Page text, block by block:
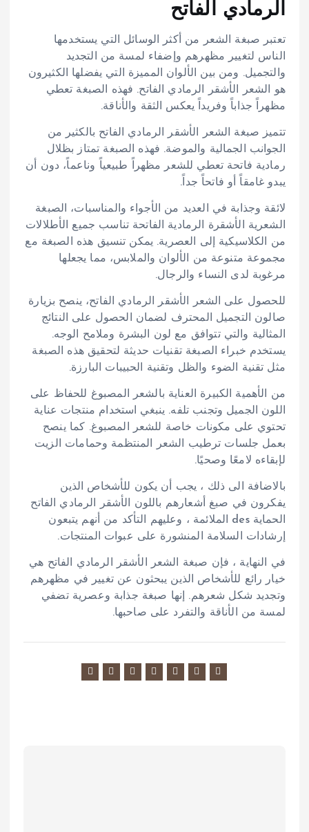
الرمادي الفاتح
تعتبر صبغة الشعر من أكثر الوسائل التي يستخدمها
الناس لتغيير مظهرهم وإضفاء لمسة من التجديد
والتجميل. ومن بين الألوان المميزة التي يفضلها الكثيرون
هو الشعر الأشقر الرمادي الفاتح. فهذه الصبغة تعطي
مظهراً جذاباً وفريداً يعكس الثقة والأناقة.
تتميز صبغة الشعر الأشقر الرمادي الفاتح بالكثير من
الجوانب الجمالية والموضة. فهذه الصبغة تمتاز بظلال
رمادية فاتحة تعطي للشعر مظهراً طبيعياً وناعماً، دون أن
يبدو غامقاً أو فاتحاً جداً.
لائقة وجذابة في العديد من الأجواء والمناسبات، الصبغة
الشعرية الأشقرة الرمادية الفاتحة تناسب جميع الأطلالات
من الكلاسيكية إلى العصرية. يمكن تنسيق هذه الصبغة مع
مجموعة متنوعة من الألوان والملابس، مما يجعلها
مرغوبة لدى النساء والرجال.
للحصول على الشعر الأشقر الرمادي الفاتح، ينصح بزيارة
صالون التجميل المحترف لضمان الحصول على النتائج
المثالية والتي تتوافق مع لون البشرة وملامح الوجه.
يستخدم خبراء الصبغة تقنيات حديثة لتحقيق هذه الصبغة
مثل تقنية الضوء والظل وتقنية الحبيبات البارزة.
من الأهمية الكبيرة العناية بالشعر المصبوغ للحفاظ على
اللون الجميل وتجنب تلفه. ينبغي استخدام منتجات عناية
تحتوي على مكونات خاصة للشعر المصبوغ. كما ينصح
بعمل جلسات ترطيب الشعر المنتظمة وحمامات الزيت
لإبقاءه لامعًا وصحيًا.
بالاضافة الى ذلك ، يجب أن يكون للأشخاص الذين
يفكرون في صبغ أشعارهم باللون الأشقر الرمادي الفاتح
الحماية des الملائمة ، وعليهم التأكد من أنهم يتبعون
إرشادات السلامة المنشورة على عبوات المنتجات.
في النهاية ، فإن صبغة الشعر الأشقر الرمادي الفاتح هي
خيار رائع للأشخاص الذين يبحثون عن تغيير في مظهرهم
وتجديد شكل شعرهم. إنها صبغة جذابة وعصرية تضفي
لمسة من الأناقة والتفرد على صاحبها.